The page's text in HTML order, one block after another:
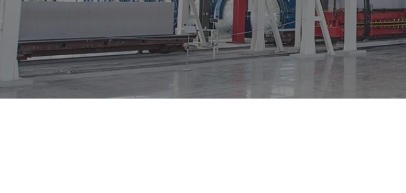
韩国海运专线 韩国空运专线